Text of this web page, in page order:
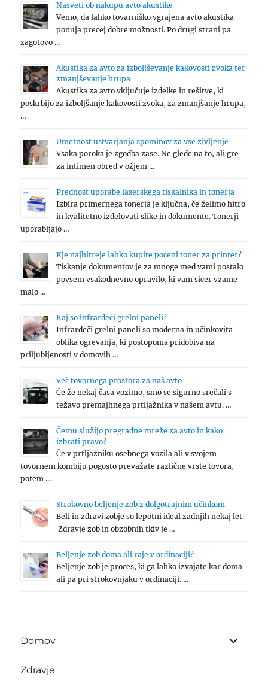
Nasveti ob nakupu avto akustike
Vemo, da lahko tovarniško vgrajena avto akustika
ponuja precej dobre možnosti. Po drugi strani pa
zagotovo …
Akustika za avto za izboljševanje kakovosti zvoka ter
zmanjševanje hrupa
Akustika za avto vključuje izdelke in rešitve, ki
poskrbijo za izboljšanje kakovosti zvoka, za zmanjšanje hrupa,
…
Umetnost ustvarjanja spominov za vse življenje
Vsaka poroka je zgodba zase. Ne glede na to, ali gre
za intimen obred v ožjem …
Prednost uporabe laserskega tiskalnika in tonerja
Izbira primernega tonerja je ključna, če želimo hitro
in kvalitetno izdelovati slike in dokumente. Tonerji
uporabljajo …
Kje najhitreje lahko kupite poceni toner za printer?
Tiskanje dokumentov je za mnoge med vami postalo
povsem vsakodnevno opravilo, ki vam sicer vzame
malo …
Kaj so infrardeči grelni paneli?
Infrardeči grelni paneli so moderna in učinkovita
oblika ogrevanja, ki postopoma pridobiva na
priljubljenosti v domovih …
Več tovornega prostora za naš avto
Če že nekaj časa vozimo, smo se sigurno srečali s
težavo premajhnega prtljažnika v našem avtu. …
Čemu služijo pregradne mreže za avto in kako
izbrati pravo?
Če v prtljažniku osebnega vozila ali v svojem
tovornem kombiju pogosto prevažate različne vrste tovora,
potem …
Strokovno beljenje zob z dolgotrajnim učinkom
Beli in zdravi zobje so lepotni ideal zadnjih nekaj let.
Zdravje zob in obzobnih tkiv je …
Beljenje zob doma ali raje v ordinaciji?
Beljenje zob je proces, ki ga lahko izvajate kar doma
ali pa pri strokovnjaku v ordinaciji. …
Domov
expand
child
menu
Zdravje